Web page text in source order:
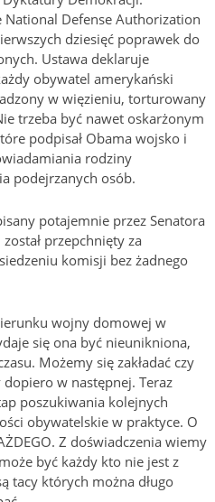
National Defense Authorization
dziesięć poprawek do
Ustawa deklaruje
obywatel amerykański
w więzieniu, torturowany
trzeba być nawet oskarżonym
podpisał Obama wojsko i
rodziny
podejrzanych osób.
potajemnie przez Senatora
przepchnięty za
komisji bez żadnego
wojny domowej w
się ona być nieunikniona,
Możemy się zakładać czy
w następnej. Teraz
poszukiwania kolejnych
obywatelskie w praktyce. O
Z doświadczenia wiemy
być każdy kto nie jest z
tacy których można długo